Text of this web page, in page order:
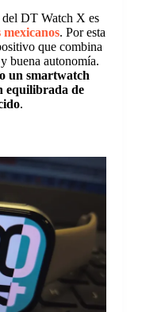
del DT Watch X es
mexicanos. Por esta
que combina
buena autonomía.
un smartwatch
equilibrada de
.